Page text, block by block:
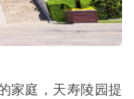
家庭，天寿陵园提